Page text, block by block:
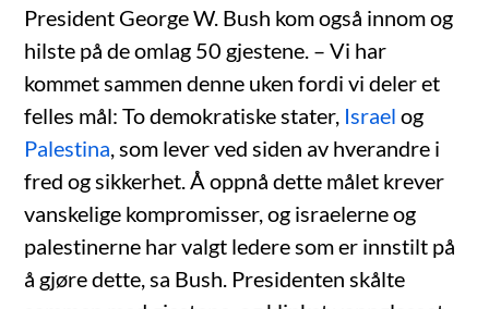
President George W. Bush kom også innom og
hilste på de omlag 50 gjestene. – Vi har
kommet sammen denne uken fordi vi deler et
felles mål: To demokratiske stater, Israel og
Palestina, som lever ved siden av hverandre i
fred og sikkerhet. Å oppnå dette målet krever
vanskelige kompromisser, og israelerne og
palestinerne har valgt ledere som er innstilt på
å gjøre dette, sa Bush. Presidenten skålte